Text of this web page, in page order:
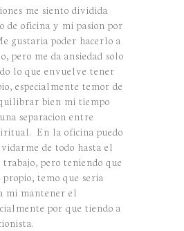
me siento dividida
de oficina y mi pasion por
gustaria poder hacerlo a
pero me da ansiedad solo
lo que envuelve tener
especialmente temor de
bien mi tiempo
separacion entre
En la oficina puedo
de todo hasta el
trabajo, pero teniendo que
propio, temo que seria
mi mantener el
por que tiendo a